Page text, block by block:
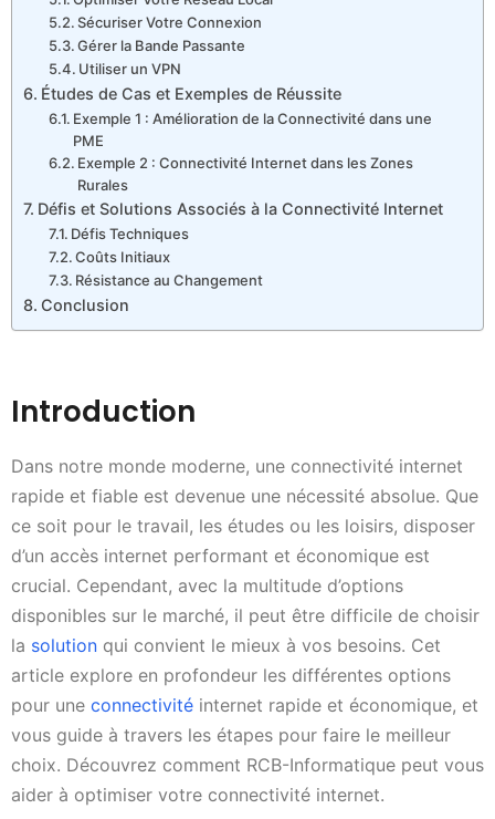
Sécuriser Votre Connexion
Gérer la Bande Passante
Utiliser un VPN
Études de Cas et Exemples de Réussite
Exemple 1 : Amélioration de la Connectivité dans une
PME
Exemple 2 : Connectivité Internet dans les Zones
Rurales
Défis et Solutions Associés à la Connectivité Internet
Défis Techniques
Coûts Initiaux
Résistance au Changement
Conclusion
Introduction
Dans notre monde moderne, une connectivité internet
rapide et fiable est devenue une nécessité absolue. Que
ce soit pour le travail, les études ou les loisirs, disposer
d’un accès internet performant et économique est
crucial. Cependant, avec la multitude d’options
disponibles sur le marché, il peut être difficile de choisir
la solution qui convient le mieux à vos besoins. Cet
article explore en profondeur les différentes options
pour une connectivité internet rapide et économique, et
vous guide à travers les étapes pour faire le meilleur
choix. Découvrez comment RCB-Informatique peut vous
aider à optimiser votre connectivité internet.